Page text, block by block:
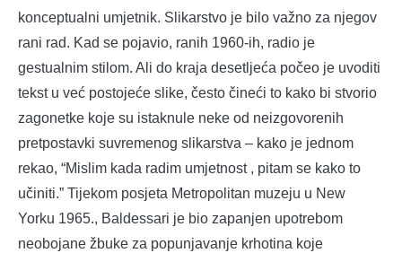
konceptualni umjetnik. Slikarstvo je bilo važno za njegov
rani rad. Kad se pojavio, ranih 1960-ih, radio je
gestualnim stilom. Ali do kraja desetljeća počeo je uvoditi
tekst u već postojeće slike, često čineći to kako bi stvorio
zagonetke koje su istaknule neke od neizgovorenih
pretpostavki suvremenog slikarstva – kako je jednom
rekao, “Mislim kada radim umjetnost , pitam se kako to
učiniti.” Tijekom posjeta Metropolitan muzeju u New
Yorku 1965., Baldessari je bio zapanjen upotrebom
neobojane žbuke za popunjavanje krhotina koje